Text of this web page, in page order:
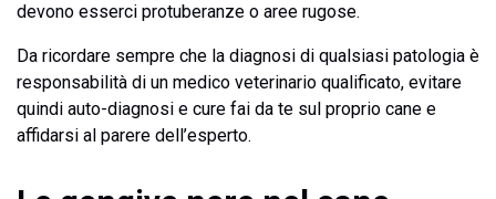
devono esserci protuberanze o aree rugose.
Da ricordare sempre che la diagnosi di qualsiasi patologia è
responsabilità di un medico veterinario qualificato, evitare
quindi auto-diagnosi e cure fai da te sul proprio cane e
affidarsi al parere dell’esperto.